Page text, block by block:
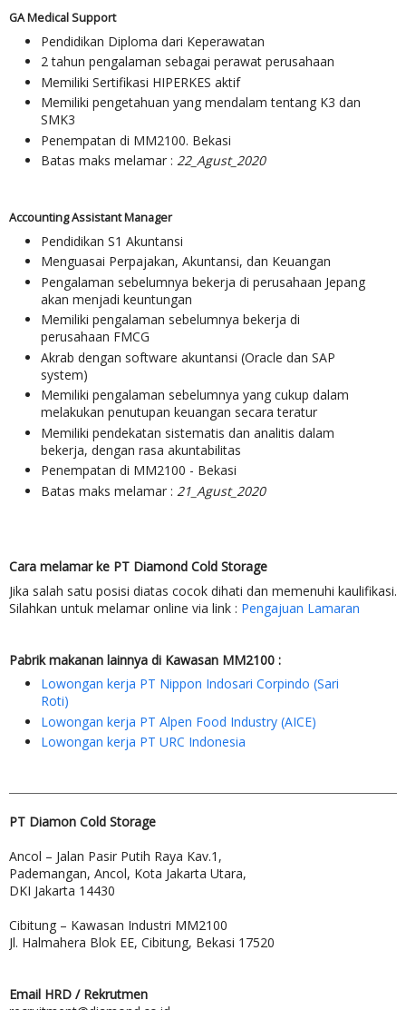
GA Medical Support
Pendidikan Diploma dari Keperawatan
2 tahun pengalaman sebagai perawat perusahaan
Memiliki Sertifikasi HIPERKES aktif
Memiliki pengetahuan yang mendalam tentang K3 dan
SMK3
Penempatan di MM2100. Bekasi
Batas maks melamar : 22_Agust_2020
Accounting Assistant Manager
Pendidikan S1 Akuntansi
Menguasai Perpajakan, Akuntansi, dan Keuangan
Pengalaman sebelumnya bekerja di perusahaan Jepang
akan menjadi keuntungan
Memiliki pengalaman sebelumnya bekerja di
perusahaan FMCG
Akrab dengan software akuntansi (Oracle dan SAP
system)
Memiliki pengalaman sebelumnya yang cukup dalam
melakukan penutupan keuangan secara teratur
Memiliki pendekatan sistematis dan analitis dalam
bekerja, dengan rasa akuntabilitas
Penempatan di MM2100 - Bekasi
Batas maks melamar : 21_Agust_2020
Cara melamar ke PT Diamond Cold Storage
Jika salah satu posisi diatas cocok dihati dan memenuhi kaulifikasi.
Silahkan untuk melamar online via link : Pengajuan Lamaran
Pabrik makanan lainnya di Kawasan MM2100 :
Lowongan kerja PT Nippon Indosari Corpindo (Sari
Roti)
Lowongan kerja PT Alpen Food Industry (AICE)
Lowongan kerja PT URC Indonesia
PT Diamon Cold Storage
Ancol – Jalan Pasir Putih Raya Kav.1,
Pademangan, Ancol, Kota Jakarta Utara,
DKI Jakarta 14430
Cibitung – Kawasan Industri MM2100
Jl. Halmahera Blok EE, Cibitung, Bekasi 17520
Email HRD / Rekrutmen